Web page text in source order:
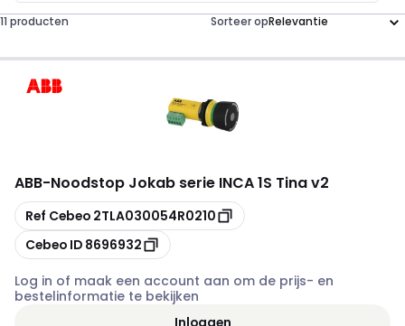
11 producten Sorteer op
ABB-Noodstop Jokab serie INCA 1S Tina v2
Kopiëren
Ref Cebeo 2TLA030054R0210
Kopiëren
Cebeo ID 8696932
Log in of maak een account aan om de prijs- en
bestelinformatie te bekijken
Inloggen